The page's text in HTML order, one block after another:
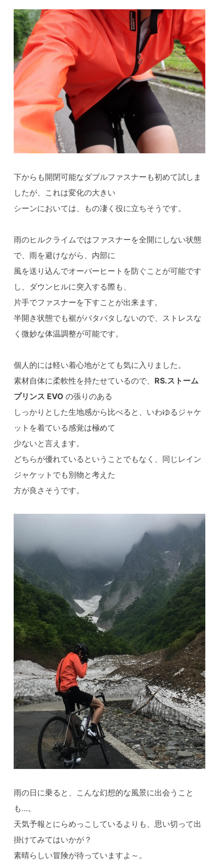
下からも開閉可能なダブルファスナーも初めて試しま
したが、これは変化の大きい
シーンにおいては、もの凄く役に立ちそうです。
雨のヒルクライムではファスナーを全開にしない状態
で、雨を避けながら、内部に
風を送り込んでオーバーヒートを防ぐことが可能です
し、ダウンヒルに突入する際も、
片手でファスナーを下すことが出来ます。
半開き状態でも裾がバタバタしないので、ストレスな
く微妙な体温調整が可能です。
個人的には軽い着心地がとても気に入りました。
素材自体に柔軟性を持たせているので、 RS.ストーム
プリンス EVO の張りのある
しっかりとした生地感から比べると、いわゆるジャケ
ットを着ている感覚は極めて
少ないと言えます。
どちらが優れているということでもなく、同じレイン
ジャケットでも別物と考えた
方が良さそうです。
雨の日に乗ると、こんな幻想的な風景に出会うこと
も…。
天気予報とにらめっこしているよりも、思い切って出
掛けてみてはいかが？
素晴らしい冒険が待っていますよ～。